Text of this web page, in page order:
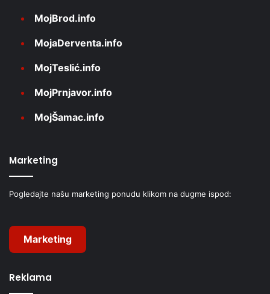
MojBrod.info
MojaDerventa.info
MojTeslić.info
MojPrnjavor.info
MojŠamac.info
Marketing
Pogledajte našu marketing ponudu klikom na dugme ispod:
Marketing
Reklama